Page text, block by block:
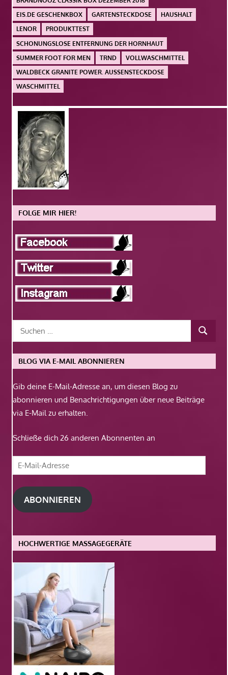
EIS.DE GESCHENKBOX
GARTENSTECKDOSE
HAUSHALT
LENOR
PRODUKTTEST
SCHONUNGSLOSE ENTFERNUNG DER HORNHAUT
SUMMER FOOT FOR MEN
TRND
VOLLWASCHMITTEL
WALDBECK GRANITE POWER. AUSSENSTECKDOSE
WASCHMITTEL
FOLGE MIR HIER!
BLOG VIA E-MAIL ABONNIEREN
Gib deine E-Mail-Adresse an, um diesen Blog zu
abonnieren und Benachrichtigungen über neue Beiträge
via E-Mail zu erhalten.
Schließe dich 26 anderen Abonnenten an
E-
Mail-
Adresse
ABONNIEREN
HOCHWERTIGE MASSAGEGERÄTE